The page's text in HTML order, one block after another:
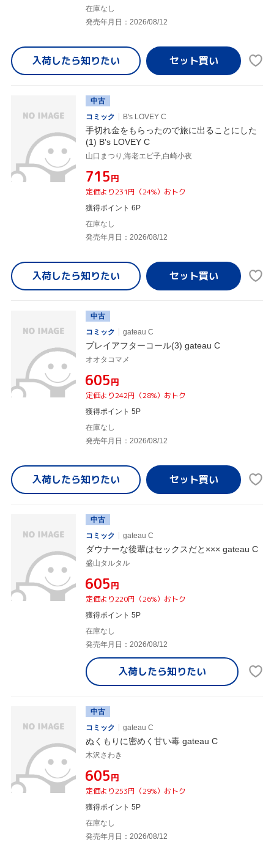
在庫なし
発売年月日：2026/08/12
入荷したら知りたい
中古
コミック
B's LOVEY C
手切れ金をもらったので旅に出ることにした
(1) B's LOVEY C
山口まつり,海老エビ子,白崎小夜
¥715円
定価より231円（24%）おトク
獲得ポイント 6P
在庫なし
発売年月日：2026/08/12
入荷したら知りたい
中古
コミック
gateau C
プレイアフターコール(3) gateau C
オオタコマメ
¥605円
定価より242円（28%）おトク
獲得ポイント 5P
在庫なし
発売年月日：2026/08/12
入荷したら知りたい
中古
コミック
gateau C
ダウナーな後輩はセックスだと××× gateau C
盛山タルタル
¥605円
定価より220円（26%）おトク
獲得ポイント 5P
在庫なし
発売年月日：2026/08/12
入荷したら知りたい
中古
コミック
gateau C
ぬくもりに密めく甘い毒 gateau C
木沢さわき
¥605円
定価より253円（29%）おトク
獲得ポイント 5P
在庫なし
発売年月日：2026/08/12